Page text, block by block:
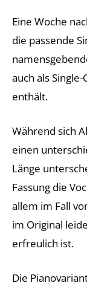
Eine Woche
die passende
auch als
enthält.
Während sich
einen
Länge
Fassung die
allem im Fall
im Original
erfreulich ist.
Die